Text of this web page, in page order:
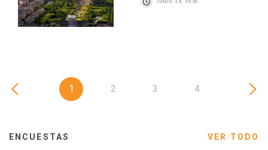
JUNIO 24, 2026
1 2 3 4
ENCUESTAS VER TODO